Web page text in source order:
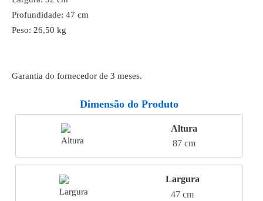
Profundidade: 47 cm
Peso: 26,50 kg
Garantia do fornecedor de 3 meses.
Dimensão do Produto
Altura
87 cm
Largura
47 cm